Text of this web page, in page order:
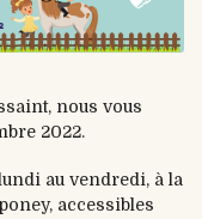
nous vous
2022.
au vendredi, à la
accessibles